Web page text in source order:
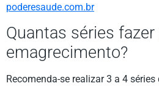
poderesaude.com.br
Quantas séries fazer
emagrecimento?
Recomenda-se realizar 3 a 4 séries